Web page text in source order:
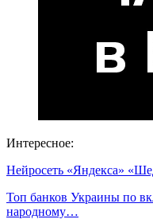
Интересное:
Нейросеть «Яндекса»
Топ банков Украины по
народному…